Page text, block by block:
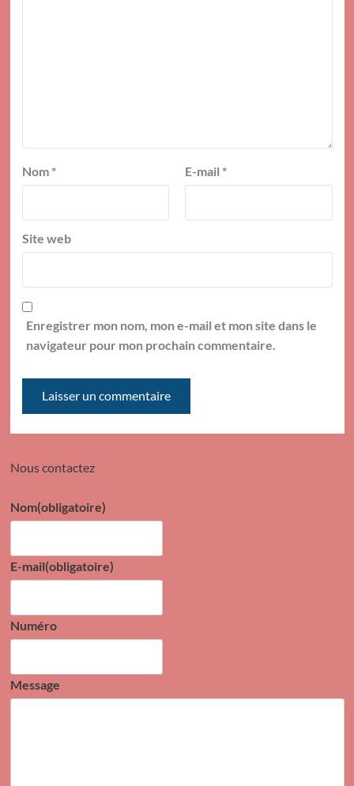
Nom * E-mail *
Site web
Enregistrer mon nom, mon e-mail et mon site dans le
navigateur pour mon prochain commentaire.
Nous contactez
Nom(obligatoire)
E-mail(obligatoire)
Numéro
Message